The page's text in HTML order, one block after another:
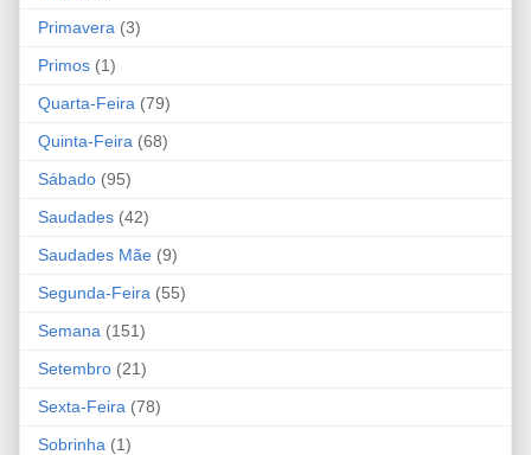
Primavera (3)
Primos (1)
Quarta-Feira (79)
Quinta-Feira (68)
Sábado (95)
Saudades (42)
Saudades Mãe (9)
Segunda-Feira (55)
Semana (151)
Setembro (21)
Sexta-Feira (78)
Sobrinha (1)